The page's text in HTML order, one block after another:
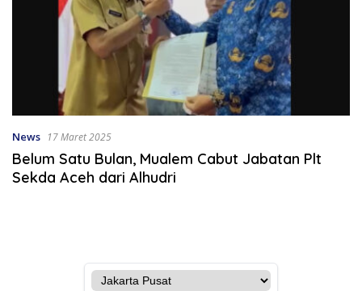
News 17 Maret 2025
Belum Satu Bulan, Mualem Cabut Jabatan Plt
Sekda Aceh dari Alhudri